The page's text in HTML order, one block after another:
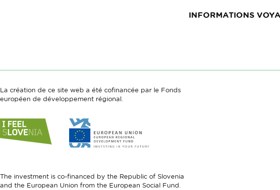
INFORMATIONS
La création de ce site web a été cofinancée par le Fonds
européen de développement régional.
Link
to
website
Slovenia
Link
to
website
Development
Fund
The investment is co-financed by the Republic of Slovenia
and the European Union from the European Social Fund.